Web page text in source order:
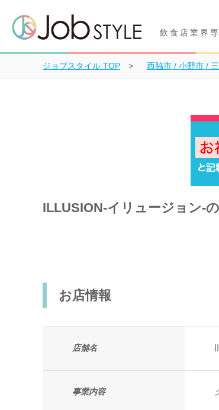
飲食店業界
ジョブスタイル TOP 西脇市 / 小野市 /
ILLUSION-イリュージョン-
お店情報
店舗名
事業内容